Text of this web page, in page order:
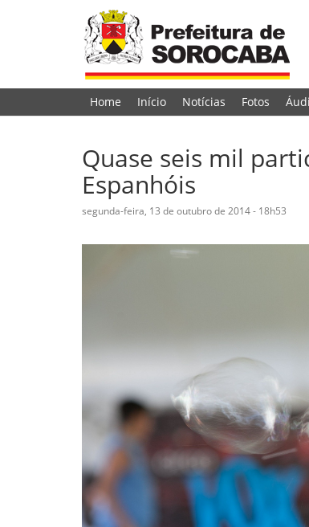
Home Início Notícias Fotos
Quase seis mil
Espanhóis
segunda-feira, 13 de outubro de 2014 - 18h53